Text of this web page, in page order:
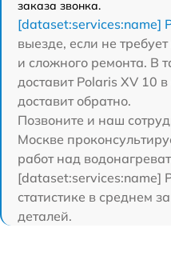
заказа звонка.
[dataset:services:name]
выезде, если не
и сложного ремонта. В
доставит Polaris XV 10
доставит обратно.
Позвоните и наш
Москве
работ над
[dataset:services:name]
статистике в среднем
деталей.